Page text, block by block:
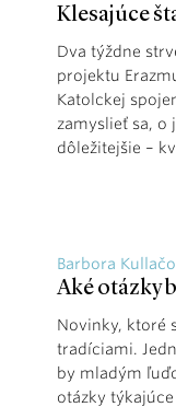
Klesajúce
Dva týždne
projektu
Katolckej
zamyslieť sa, o
dôležitejšie –
Barbora
Aké otázky
Novinky, ktoré
tradíciami.
by mladým
otázky